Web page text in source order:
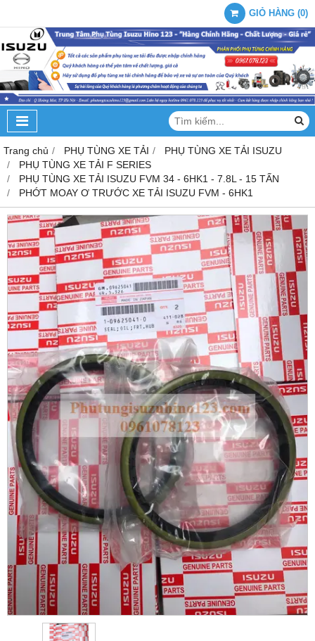
GIỎ HÀNG (0)
Trang chủ PHỤ TÙNG XE TẢI
PHỤ TÙNG XE TẢI ISUZU
PHỤ TÙNG XE TẢI F SERIES
PHỤ TÙNG XE TẢI ISUZU FVM 34 - 6HK1 - 7.8L - 15 TẤN
PHỚT MOAY Ơ TRƯỚC XE TẢI ISUZU FVM - 6HK1